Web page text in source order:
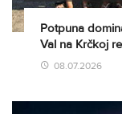
Potpuna
Val na Krčkoj
08.07.2026